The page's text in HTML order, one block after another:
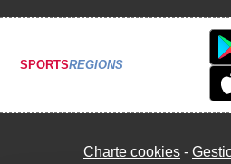
SPORTSREGIONS
Charte cookies